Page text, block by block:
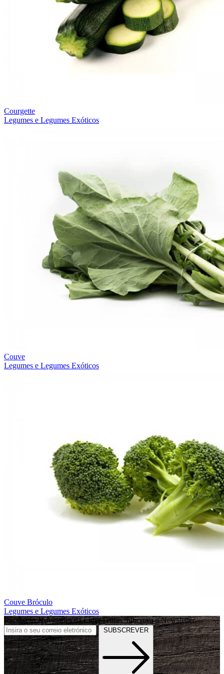
Courgette
Legumes e Legumes Exóticos
Couve
Legumes e Legumes Exóticos
Couve Bróculo
Legumes e Legumes Exóticos
Receba as Novidades da Líder Frutas Subcreva a Newsletter